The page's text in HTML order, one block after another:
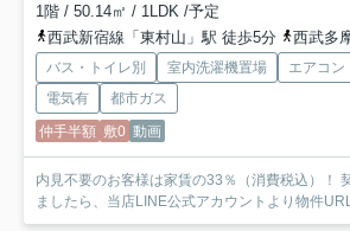
1階 / 50.14㎡ / 1LDK /予定
西武新宿線「東村山」駅 徒歩5分
西武多摩湖
バス・トイレ別 室内洗濯機置場 エアコン
電気有
都市ガス
仲手半額 敷0 動画
内見不要のお客様は家賃の33％（消費税込）！ 契約希望の物件があり
ましたら、当店LINE公式アカウントより物件